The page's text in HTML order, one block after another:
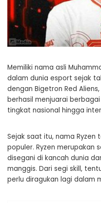
Memiliki nama asli
dalam dunia esport sejak
dengan Bigetron Red
berhasil menjuarai
tingkat nasional hingga
Sejak saat itu, nama Ryzen
populer. Ryzen merupakan
disegani di kancah dunia
manggis. Dari segi skill,
perlu diragukan lagi dalam